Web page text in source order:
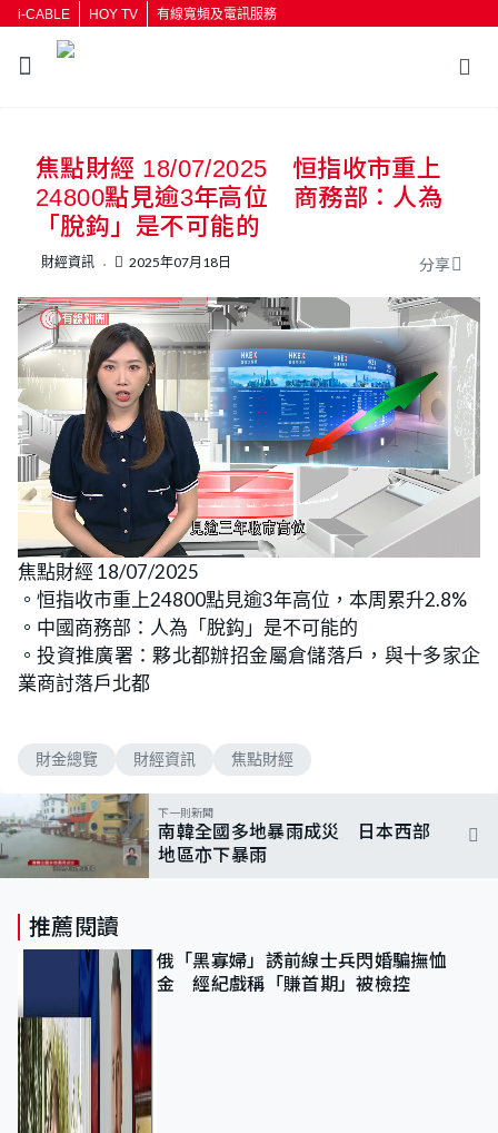
i-CABLE HOY TV 有線寬頻及電訊服務
按輸入鍵開始搜尋
焦點財經 18/07/2025 恒指收市重上
24800點見逾3年高位 商務部：人為
「脫鈎」是不可能的
財經資訊 2025年07月18日 分享
U
n
m
t
e
L
o
a
d
e
d
:
3
.
6
8
%
焦點財經 18/07/2025
。恒指收市重上24800點見逾3年高位，本周累升2.8%
。中國商務部：人為「脫鈎」是不可能的
。投資推廣署：夥北都辦招金屬倉儲落戶，與十多家企
業商討落戶北都
財金總覽 財經資訊 焦點財經
下一則新聞
南韓全國多地暴雨成災 日本西部
地區亦下暴雨
推薦閱讀
俄「黑寡婦」誘前線士兵閃婚騙撫恤
金 經紀戲稱「賺首期」被檢控